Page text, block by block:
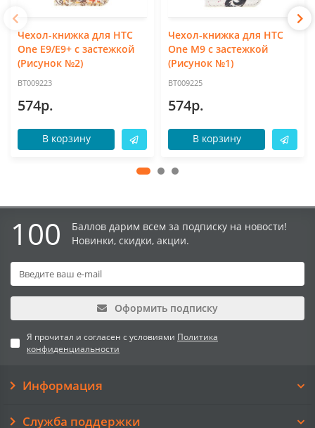
Чехол-книжка для HTC
One E9/E9+ с застежкой
(Рисунок №2)
BT009223
574р.
В корзину
Чехол-книжка для HTC
One M9 с застежкой
(Рисунок №1)
BT009225
574р.
В корзину
100
Баллов дарим всем за подписку на новости!
Новинки, скидки, акции.
Оформить подписку
Я прочитал и согласен с условиями Политика
конфиденциальности
Информация
Служба поддержки